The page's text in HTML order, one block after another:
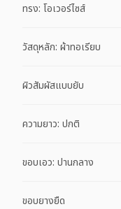
ทรง: โอเวอร์ไซส์
วัสดุหลัก: ผ้าทอเรียบ
ผิวสัมผัสแบบยับ
ความยาว: ปกติ
ขอบเอว: ปานกลาง
ขอบยางยืด